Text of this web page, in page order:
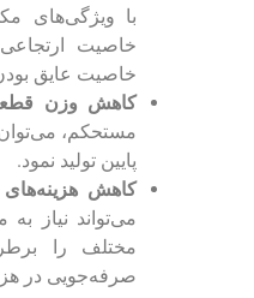
با ویژگی‌های
خاصیت
خاصیت عایق
کاهش وزن
مستحکم،
پایین تولید نمود.
کاهش هزینه‌های
می‌تواند نیاز
مختلف را
صرفه‌جویی در